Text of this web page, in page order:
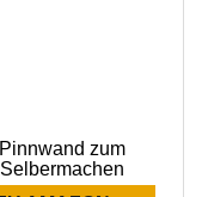
Pinnwand zum
Selbermachen